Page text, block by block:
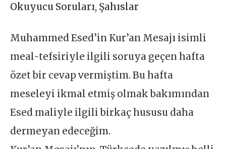
Okuyucu Soruları, Şahıslar
Muhammed Esed’in Kur’an Mesajı isimli
meal-tefsiriyle ilgili soruya geçen hafta
özet bir cevap vermiştim. Bu hafta
meseleyi ikmal etmiş olmak bakımından
Esed maliyle ilgili birkaç hususu daha
dermeyan edeceğim.